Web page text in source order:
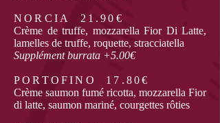
NORCIA 21.90€
Crème de truffe, mozzarella Fior Di Latte,
lamelles de truffe, roquette, stracciatella
Supplément burrata +5.00€
PORTOFINO 17.80€
Crème saumon fumé ricotta, mozzarella Fior
di latte, saumon mariné, courgettes rôties